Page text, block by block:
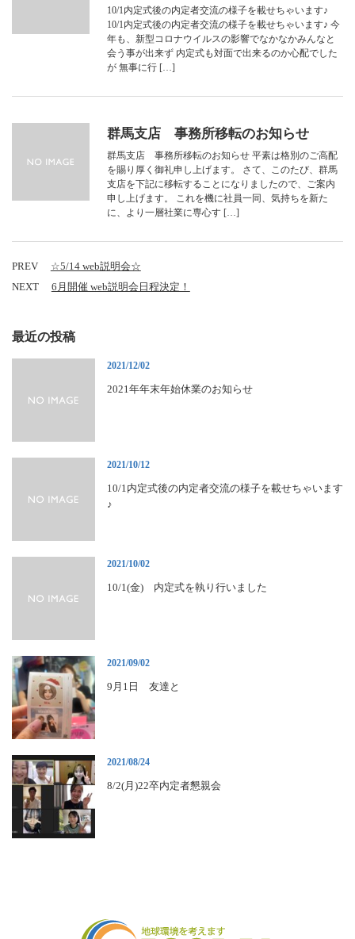
10/1内定式後の内定者交流の様子を載せちゃいます♪
10/1内定式後の内定者交流の様子を載せちゃいます♪ 今
年も、新型コロナウイルスの影響でなかなかみんなと
会う事が出来ず 内定式も対面で出来るのか心配でした
が 無事に行 […]
群馬支店 事務所移転のお知らせ
群馬支店 事務所移転のお知らせ 平素は格別のご高配
を賜り厚く御礼申し上げます。 さて、このたび、群馬
支店を下記に移転することになりましたので、ご案内
申し上げます。 これを機に社員一同、気持ちを新た
に、より一層社業に専心す […]
PREV
☆5/14 web説明会☆
NEXT
6月開催 web説明会日程決定！
最近の投稿
2021/12/02
2021年年末年始休業のお知らせ
2021/10/12
10/1内定式後の内定者交流の様子を載せちゃいます
♪
2021/10/02
10/1(金) 内定式を執り行いました
2021/09/02
9月1日 友達と
2021/08/24
8/2(月)22卒内定者懇親会